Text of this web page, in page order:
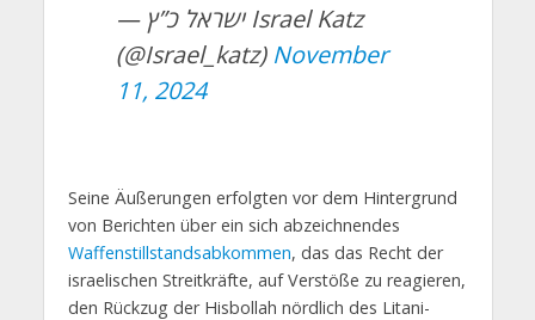
— ישראל כ”ץ Israel Katz
(@Israel_katz) November
11, 2024
Seine Äußerungen erfolgten vor dem Hintergrund
von Berichten über ein sich abzeichnendes
Waffenstillstandsabkommen, das das Recht der
israelischen Streitkräfte, auf Verstöße zu reagieren,
den Rückzug der Hisbollah nördlich des Litani-